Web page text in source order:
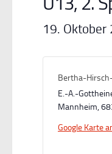
19. Oktober
Bertha-
E.-A.-
Mannheim,
Google Karte